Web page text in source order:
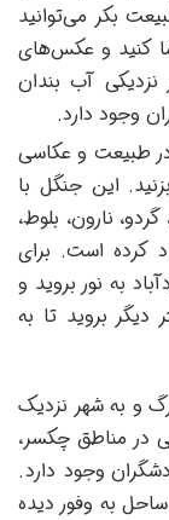
بکر می‌توانید
کنید و عکس‌های
آب بندان
وجود دارد.
طبیعت و عکاسی
این جنگل با
نارون، بلوط،
کرده است. برای
به نور بروید و
دیگر بروید تا به
و به شهر نزدیک
در مناطق چکسر،
وجود دارد.
به وفور دیده